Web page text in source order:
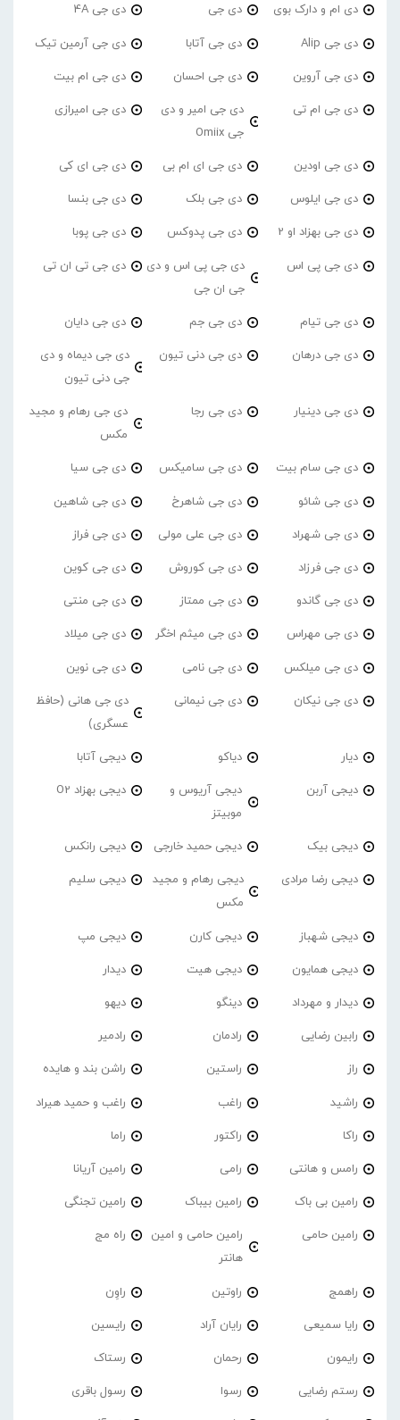
دی ام و دارک بوی دی جی دی جی 4A
دی جی Alip دی جی آتابا دی جی آرمین تیک
دی جی آروین دی جی احسان دی جی ام بیت
دی جی ام تی
دی جی امیر و دی
جی Omiix
دی جی امیرازی
دی جی اودین دی جی ای ام بی دی جی ای کی
دی جی ایلوس دی جی بلک دی جی بنسا
دی جی بهزاد او 2 دی جی پدوکس دی جی پوبا
دی جی پی اس
دی جی پی اس و دی
جی ان جی
دی جی تی ان تی
دی جی تیام دی جی جم دی جی دایان
دی جی درهان دی جی دنی تیون
دی جی دیماه و دی
جی دنی تیون
دی جی دینیار دی جی رجا
دی جی رهام و مجید
مکس
دی جی سام بیت دی جی سامیکس دی جی سیا
دی جی شائو دی جی شاهرخ دی جی شاهین
دی جی شهراد دی جی علی مولی دی جی فراز
دی جی فرزاد دی جی کوروش دی جی کوین
دی جی گاندو دی جی ممتاز دی جی منتی
دی جی مهراس دی جی میثم اخگر دی جی میلاد
دی جی میلکس دی جی نامی دی جی نوین
دی جی نیکان دی جی نیمانی
دی جی هانی (حافظ
عسگری)
دیار دیاکو دیجی آتابا
دیجی آربن
دیجی آریوس و
موبیتز
دیجی بهزاد O2
دیجی بیک دیجی حمید خارجی دیجی رانکس
دیجی رضا مرادی
دیجی رهام و مجید
مکس
دیجی سلیم
دیجی شهباز دیجی کارن دیجی مپ
دیجی همایون دیجی هیت دیدار
دیدار و مهرداد دینگو دیهو
رابین رضایی رادمان رادمیر
راز راستین راشن بند و هایده
راشید راغب راغب و حمید هیراد
راکا راکتور راما
رامس و هانتی رامی رامین آریانا
رامین بی باک رامین بیباک رامین تجنگی
رامین حامی
رامین حامی و امین
هانتر
راه مج
راهمج راوتین راوِن
رایا سمیعی رایان آراد رایسین
رایمون رحمان رستاک
رستم رضایی رسوا رسول باقری